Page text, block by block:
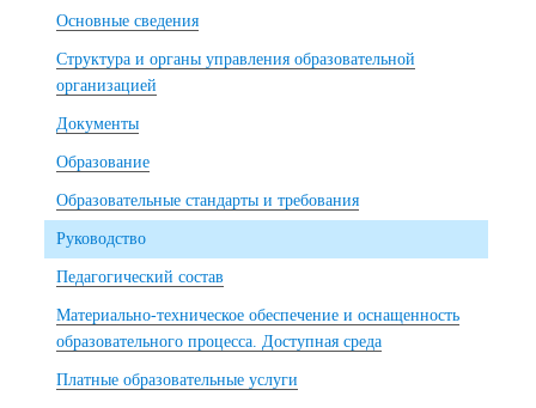
Основные сведения
Структура и органы управления образовательной
организацией
Документы
Образование
Образовательные стандарты и требования
Руководство
Педагогический состав
Материально-техническое обеспечение и оснащенность
образовательного процесса. Доступная среда
Платные образовательные услуги